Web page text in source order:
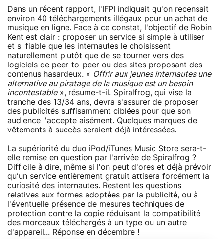
Dans un récent rapport, l'IFPI indiquait qu'on recensait
environ 40 téléchargements illégaux pour un achat de
musique en ligne. Face à ce constat, l'objectif de Robin
Kent est clair : proposer un service si simple à utiliser
et si fiable que les internautes le choisissent
naturellement plutôt que de se tourner vers des
logiciels de peer-to-peer ou des sites proposant des
contenus hasardeux. « Offrir aux jeunes internautes une
alternative au piratage de la musique est un besoin
incontestable», résume-t-il. Spiralfrog, qui vise la
tranche des 13/34 ans, devra s'assurer de proposer
des publicités suffisamment ciblées pour que son
audience l'accepte aisément. Quelques marques de
vêtements à succès seraient déjà intéressées.
La supériorité du duo iPod/iTunes Music Store sera-t-
elle remise en question par l'arrivée de Spiralfrog ?
Difficile à dire, même si l'on peut d'ores et déjà prévoir
qu'un service entièrement gratuit attisera forcément la
curiosité des internautes. Restent les questions
relatives aux formes adoptées par la publicité, ou à
l'éventuelle présence de mesures techniques de
protection contre la copie réduisant la compatibilité
des morceaux téléchargés à un type ou un autre
d'appareil... Réponse en décembre !